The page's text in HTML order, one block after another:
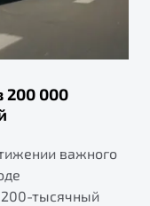
200 000
важного
тысячный